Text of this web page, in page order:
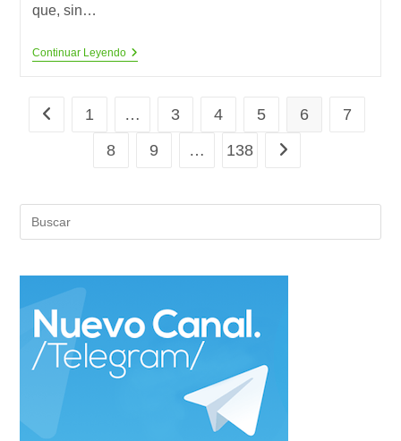
que, sin…
Continuar LeyendoLos
Nuestra
Climática
Ir a la página anterior
1 … 3 4 5 6
7
8
9 … 138 Ir a la página